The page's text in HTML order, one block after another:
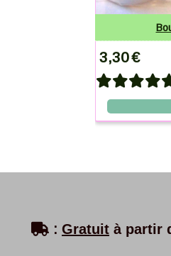
3,30€
 : Gratuit à partir